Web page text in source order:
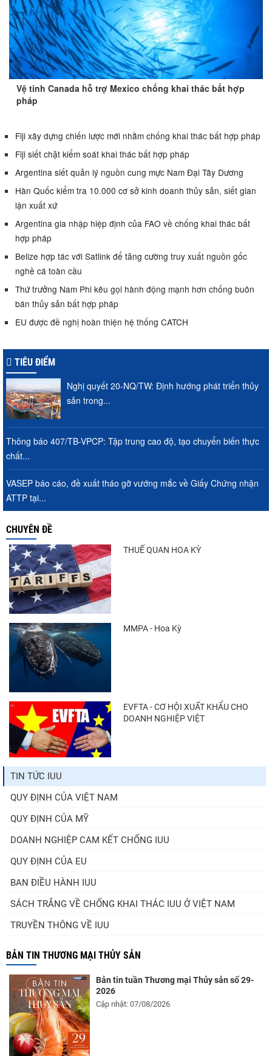
Vệ tinh Canada hỗ trợ Mexico chống khai thác bất hợp
pháp
Fiji xây dựng chiến lược mới nhằm chống khai thác bất hợp pháp
Fiji siết chặt kiểm soát khai thác bất hợp pháp
Argentina siết quản lý nguồn cung mực Nam Đại Tây Dương
Hàn Quốc kiểm tra 10.000 cơ sở kinh doanh thủy sản, siết gian
lận xuất xứ
Argentina gia nhập hiệp định của FAO về chống khai thác bất
hợp pháp
Belize hợp tác với Satlink để tăng cường truy xuất nguồn gốc
nghề cá toàn cầu
Thứ trưởng Nam Phi kêu gọi hành động mạnh hơn chống buôn
bán thủy sản bất hợp pháp
EU được đề nghị hoàn thiện hệ thống CATCH
TIÊU ĐIỂM
Nghị quyết 20-NQ/TW: Định hướng phát triển thủy
sản trong...
Thông báo 407/TB-VPCP: Tập trung cao độ, tạo chuyển biến thực
chất...
VASEP báo cáo, đề xuất tháo gỡ vướng mắc về Giấy Chứng nhận
ATTP tại...
CHUYÊN ĐỀ
THUẾ QUAN HOA KỲ
MMPA - Hoa Kỳ
EVFTA - CƠ HỘI XUẤT KHẨU CHO
DOANH NGHIỆP VIỆT
TIN TỨC IUU
QUY ĐỊNH CỦA VIỆT NAM
QUY ĐỊNH CỦA MỸ
DOANH NGHIỆP CAM KẾT CHỐNG IUU
QUY ĐỊNH CỦA EU
BAN ĐIỀU HÀNH IUU
SÁCH TRẮNG VỀ CHỐNG KHAI THÁC IUU Ở VIỆT NAM
TRUYỀN THÔNG VỀ IUU
BẢN TIN THƯƠNG MẠI THỦY SẢN
Bản tin tuần Thương mại Thủy sản số 29-
2026
Cập nhật: 07/08/2026